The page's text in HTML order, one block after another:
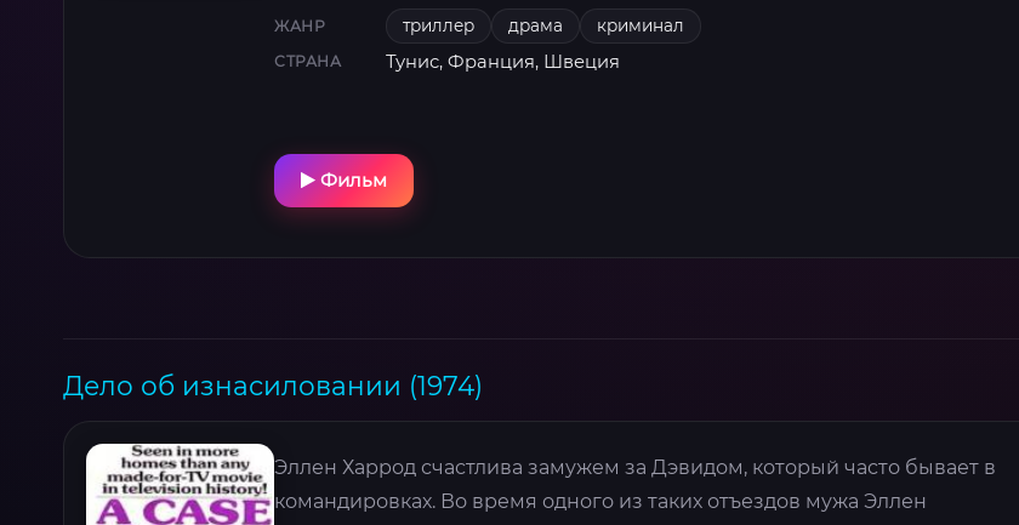
ЖАНР триллер драма криминал
СТРАНА Тунис, Франция, Швеция
Фильм
Дело об изнасиловании (1974)
Эллен Харрод счастлива замужем за Дэвидом, который часто бывает в
командировках. Во время одного из таких отъездов мужа Эллен